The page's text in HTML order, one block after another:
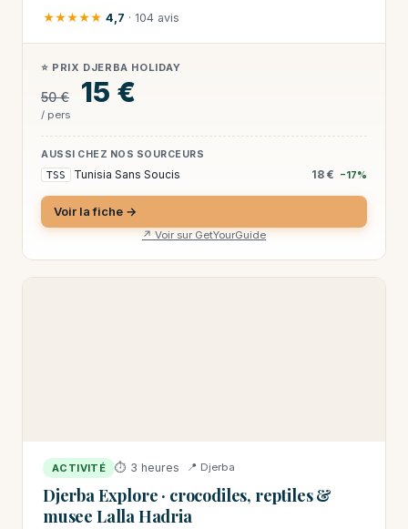
★★★★★ 4,7 · 104 avis
⭐ PRIX DJERBA HOLIDAY
50 € 15 €
/ pers
AUSSI CHEZ NOS SOURCEURS
TSS Tunisia Sans Soucis 18 € −17%
Voir la fiche →
↗ Voir sur GetYourGuide
ACTIVITÉ ⏱ 3 heures 📍 Djerba
Djerba Explore · crocodiles, reptiles &
musee Lalla Hadria